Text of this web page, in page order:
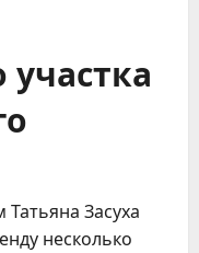
Засуха
несколько